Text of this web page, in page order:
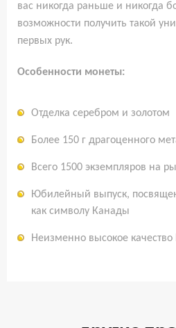
вас никогда раньше и никогда
возможности получить такой
первых рук.
Особенности монеты:
Отделка серебром и золотом
Более 150 г драгоценного
Всего 1500 экземпляров на
Юбилейный выпуск,
как символу Канады
Неизменно высокое